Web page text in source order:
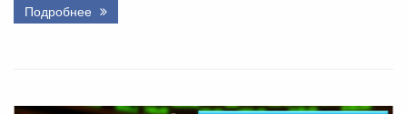
Подробнее